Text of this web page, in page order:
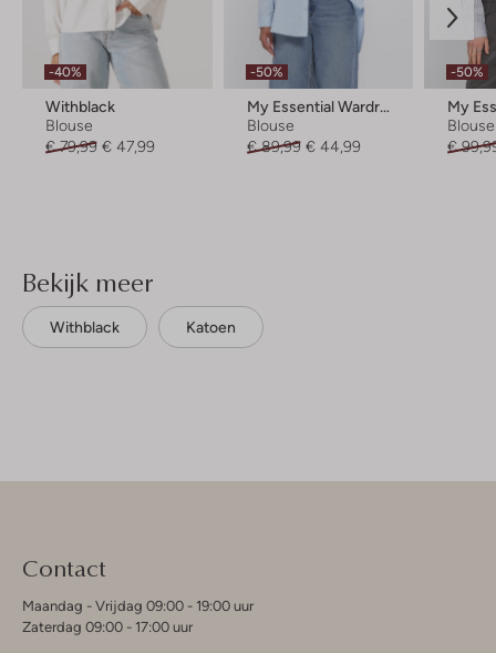
-40%
Withblack
Blouse
€ 79,99 € 47,99
-50%
My Essential Wardrobe
Blouse
€ 89,99 € 44,99
-50%
Blouse
€
Bekijk meer
Withblack Katoen
Contact
Maandag - Vrijdag 09:00 - 19:00 uur
Zaterdag 09:00 - 17:00 uur